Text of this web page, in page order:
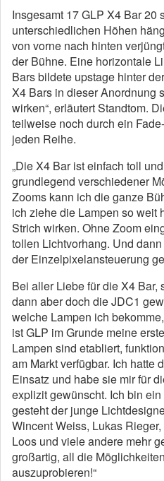
Insgesamt 17 GLP X4 Bar 20
unterschiedlichen Höhen
von vorne nach hinten
der Bühne. Eine horizontale
Bars bildete upstage hinter
X4 Bars in dieser Anordnung
wirken“, erläutert Standtom.
teilweise noch durch ein
jeden Reihe.
„Die X4 Bar ist einfach toll
grundlegend verschiedener
Zooms kann ich die ganze
ich ziehe die Lampen so weit
Strich wirken. Ohne Zoom
tollen Lichtvorhang. Und
der Einzelpixelansteuerung
Bei aller Liebe für die X4
dann aber doch die JDC1
welche Lampen ich
ist GLP im Grunde meine
Lampen sind etabliert,
am Markt verfügbar. Ich hatte
Einsatz und habe sie mir für
explizit gewünscht. Ich bin
gesteht der junge
Wincent Weiss, Lukas
Loos und viele andere mehr
großartig, all die
auszuprobieren!“